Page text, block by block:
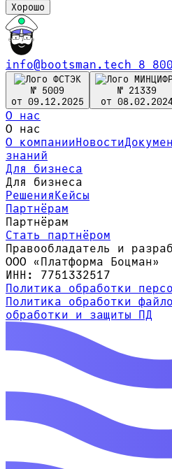
Хорошо
info@bootsman.tech 8
№ 5009
от 09.12.2025
№ 21339
от
О нас
О нас
О компанииНовости
знаний
Для бизнеса
Для бизнеса
РешенияКейсы
Партнёрам
Партнёрам
Стать партнёром
Правообладатель и
ООО «Платформа Боцман»
ИНН: 7751332517
Политика обработки
Политика обработки
обработки и защиты ПД